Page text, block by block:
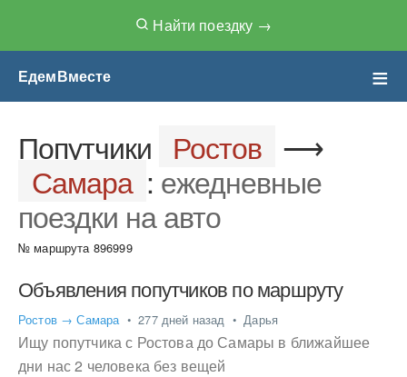
Найти поездку →
ЕдемВместе
Попутчики Ростов ⟶
Самара : ежедневные
поездки на авто
№ маршрута 896999
Объявления попутчиков по маршруту
Ростов → Самара • 277 дней назад • Дарья
Ищу попутчика с Ростова до Самары в ближайшее
дни нас 2 человека без вещей